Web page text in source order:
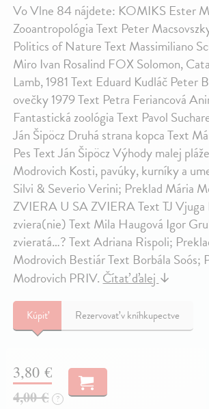
Vo Vlne 84 nájdete: KOMIKS Ester
Zooantropológia Text Peter
Politics of Nature Text Massimiliano
Miro Ivan Rosalind FOX Solomon,
Lamb, 1981 Text Eduard Kudláč Peter
ovečky 1979 Text Petra Feriancová
Fantastická zoológia Text Pavol
Ján Šipöcz Druhá strana kopca Text
Pes Text Ján Šipöcz Výhody malej
Modrovich Kosti, pavúky, kurníky a
Silvi & Severio Verini; Preklad Mária
ZVIERA U SA ZVIERA Text TJ Vjuga
zviera(nie) Text Mila Haugová Igor
zvieratá…? Text Adriana Rispoli;
Modrovich Bestiár Text Borbála Soós;
Modrovich PRIV.Čítať ďalej↓
Kúpiť Rezervovať v kníhkupectve
3,80 €
4,00 € ?